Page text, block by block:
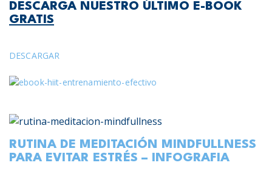
DESCARGA NUESTRO ÚLTIMO E-BOOK
GRATIS
DESCARGAR
RUTINA DE MEDITACIÓN MINDFULLNESS
PARA EVITAR ESTRÉS – INFOGRAFIA